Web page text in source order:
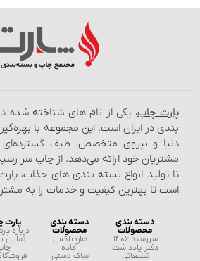
چاپ، یکی از نام‌ های شناخته شده در
در ایران است. این مجموعه با بهره‌گیری از
و نیروی متخصص، طیف گسترده‌ای از
خود ارائه می‌دهد. از چاپ سر رسید های
تولید انواع بسته‌ بندی‌ های جذاب، پارت چاپ
تا بهترین کیفیت و خدمات را به مشتریان
دسته بندی
محصولات
دفتر یادداشت
دسته بندی
محصولات
هاردباکس
ساک دستی
پارت چاپ
درباره پارت چاپ
تماس با پارت
فروشگاه پارت